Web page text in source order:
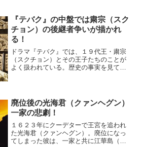
『テバク』の中盤では粛宗（スク
チョン）の後継者争いが描かれ
る！
ドラマ『テバク』では、１９代王・粛宗
（スクチョン）とその王子たちのことが
よく扱われている。歴史の事実を見てい
バク』では、第９話からイ...
廃位後の光海君（クァンヘグン）
一家の悲劇！
１６２３年にクーデターで王宮を追われ
た光海君（クァンヘグン）。廃位になっ
てしまった彼は、一家と共に江華島（カ